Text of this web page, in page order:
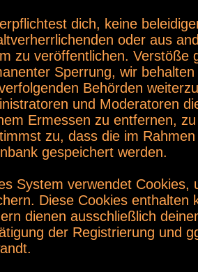
dich, keine
oder aus
zu veröffentlichen. Verstöße
Sperrung, wir
Behörden
und Moderatoren
Ermessen zu entfernen,
zu, dass die im
gespeichert werden.
System verwendet
Diese Cookies enthalten
dienen ausschließlich
der Registrierung und